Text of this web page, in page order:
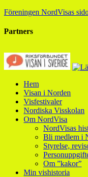
Föreningen NordVisas
Partners
Hem
Visan i Norden
Visfestivaler
Nordiska Visskolan
Om NordVisa
NordVisas
Bli medlem i
Styrelse,
Om ”kakor”
Min vishistoria